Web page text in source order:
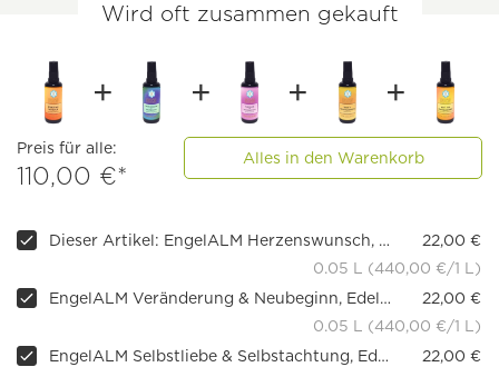
Wird oft zusammen gekauft
Preis für alle:
110,00 €*
Alles in den Warenkorb
Dieser Artikel: EngelALM Herzenswunsch, Edelsteinessenz
22,00 €
0.05 L (440,00 €/1 L)
EngelALM Veränderung & Neubeginn, Edelsteinessenz
22,00 €
0.05 L (440,00 €/1 L)
EngelALM Selbstliebe & Selbstachtung, Edelsteinessenz
22,00 €